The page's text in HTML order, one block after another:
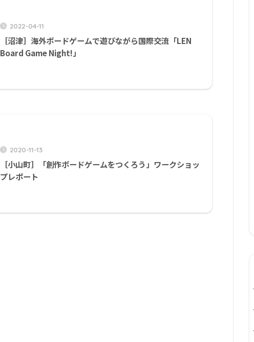
2022-04-11
［沼津］海外ボードゲームで遊びながら国際交流「LEN
Board Game Night!」
2020-11-13
［小山町］「創作ボードゲームをつくろう」ワークショッ
プレポート